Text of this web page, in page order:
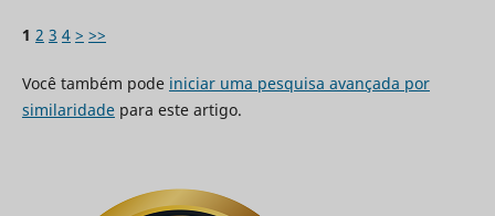
1 2 3 4 > >>
Você também pode iniciar uma pesquisa avançada por
similaridadepara este artigo.